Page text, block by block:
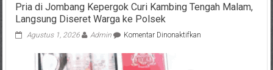
Pria di Jombang Kepergok Curi Kambing Tengah Malam,
Langsung Diseret Warga ke Polsek
Agustus 1, 2026 Admin Komentar Dinonaktifkanpada